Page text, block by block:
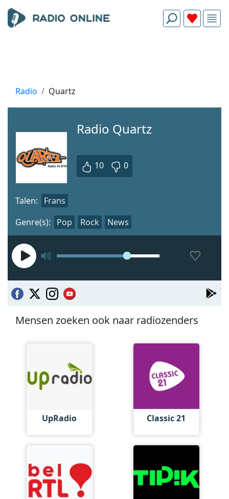
Radio Quartz
Radio Quartz
10 0
Genre(s): Pop Rock News
Talen: Frans
Mensen zoeken ook naar radiozenders
UpRadio Classic 21